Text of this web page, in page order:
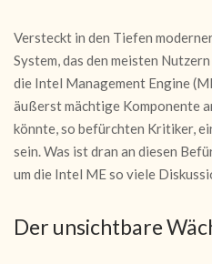
Versteckt in den Tiefen
System, das den meisten
die Intel Management Engine
äußerst mächtige Komponente
könnte, so befürchten Kritiker,
sein. Was ist dran an diesen
um die Intel ME so viele
Der unsichtbare